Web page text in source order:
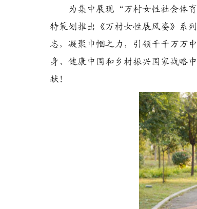
为集中展现“万村女性社会体育
特策划推出《万村女性展风姿》系
志，凝聚巾帼之力，引领千千万万
身、健康中国和乡村振兴国家战略
献！